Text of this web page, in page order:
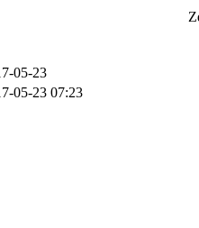
05-23
05-23 07:23